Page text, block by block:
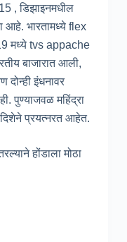
, डिझाइनमधील
आहे. भारतामध्ये flex
मध्ये tvs appache
बाजारात आली,
दोन्ही इंधनावर
पुण्याजवळ महिंद्रा
प्रयत्नरत आहेत.
होंडाला मोठा